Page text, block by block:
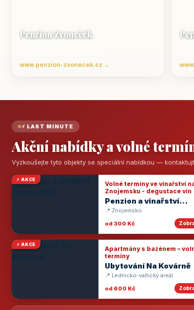
Penzion Zvoneček
www.penzion-zvonecek.cz →
⚡ LAST MINUTE
Akční nabídky a volné
Vyzkoušejte tyto objekty se speciální nabídkou —
⚡ AKCE
Volné termíny ve vinařství
Znojemsku - degustace vín
Penzion a vinařství
Dobrovolný
📍 Znojemsko
od 300 Kč
⚡ AKCE
Apartmány s bazénem –
termíny
Ubytování Na Kovárně
📍 Lednicko-valtický areál
od 600 Kč